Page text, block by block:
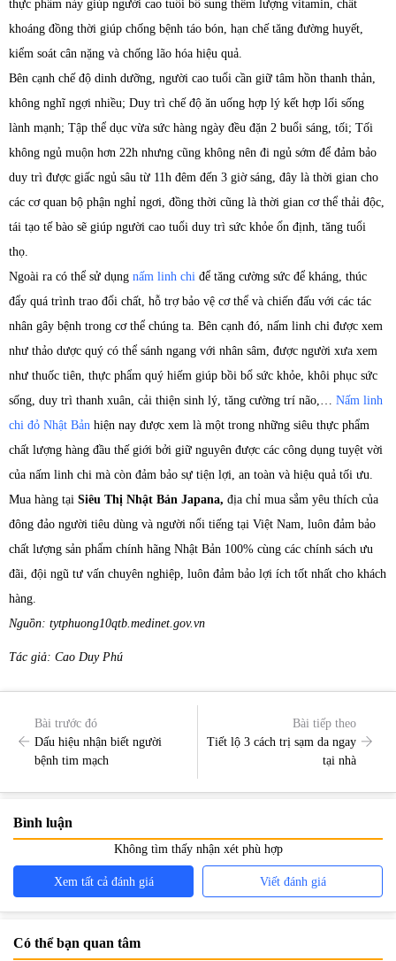
thực phẩm này giúp người cao tuổi bổ sung thêm lượng vitamin, chất
khoáng đồng thời giúp chống bệnh táo bón, hạn chế tăng đường huyết,
kiểm soát cân nặng và chống lão hóa hiệu quả.
Bên cạnh chế độ dinh dưỡng, người cao tuổi cần giữ tâm hồn thanh thản,
không nghĩ ngợi nhiều; Duy trì chế độ ăn uống hợp lý kết hợp lối sống
lành mạnh; Tập thể dục vừa sức hàng ngày đều đặn 2 buổi sáng, tối; Tối
không ngủ muộn hơn 22h nhưng cũng không nên đi ngủ sớm để đảm bảo
duy trì được giấc ngủ sâu từ 11h đêm đến 3 giờ sáng, đây là thời gian cho
các cơ quan bộ phận nghỉ ngơi, đồng thời cũng là thời gian cơ thể thải độc,
tái tạo tế bào sẽ giúp người cao tuổi duy trì sức khỏe ổn định, tăng tuổi
thọ.
Ngoài ra có thể sử dụng nấm linh chi để tăng cường sức để kháng, thúc
đẩy quá trình trao đổi chất, hỗ trợ bảo vệ cơ thể và chiến đấu với các tác
nhân gây bệnh trong cơ thể chúng ta. Bên cạnh đó, nấm linh chi được xem
như thảo dược quý có thể sánh ngang với nhân sâm, được người xưa xem
như thuốc tiên, thực phẩm quý hiếm giúp bồi bổ sức khỏe, khôi phục sức
sống, duy trì thanh xuân, cải thiện sinh lý, tăng cường trí não,… Nấm linh
chi đỏ Nhật Bản hiện nay được xem là một trong những siêu thực phẩm
chất lượng hàng đầu thế giới bởi giữ nguyên được các công dụng tuyệt vời
của nấm linh chi mà còn đảm bảo sự tiện lợi, an toàn và hiệu quả tối ưu.
Mua hàng tại Siêu Thị Nhật Bản Japana, địa chỉ mua sắm yêu thích của
đông đảo người tiêu dùng và người nổi tiếng tại Việt Nam, luôn đảm bảo
chất lượng sản phẩm chính hãng Nhật Bản 100% cùng các chính sách ưu
đãi, đội ngũ tư vấn chuyên nghiệp, luôn đảm bảo lợi ích tốt nhất cho khách
hàng.
Nguồn: tytphuong10qtb.medinet.gov.vn
Tác giả: Cao Duy Phú
Bài trước đó
Dấu hiệu nhận biết người
bệnh tim mạch
Bài tiếp theo
Tiết lộ 3 cách trị sạm da ngay
tại nhà
Bình luận
Không tìm thấy nhận xét phù hợp
Xem tất cả đánh giá Viết đánh giá
Có thể bạn quan tâm